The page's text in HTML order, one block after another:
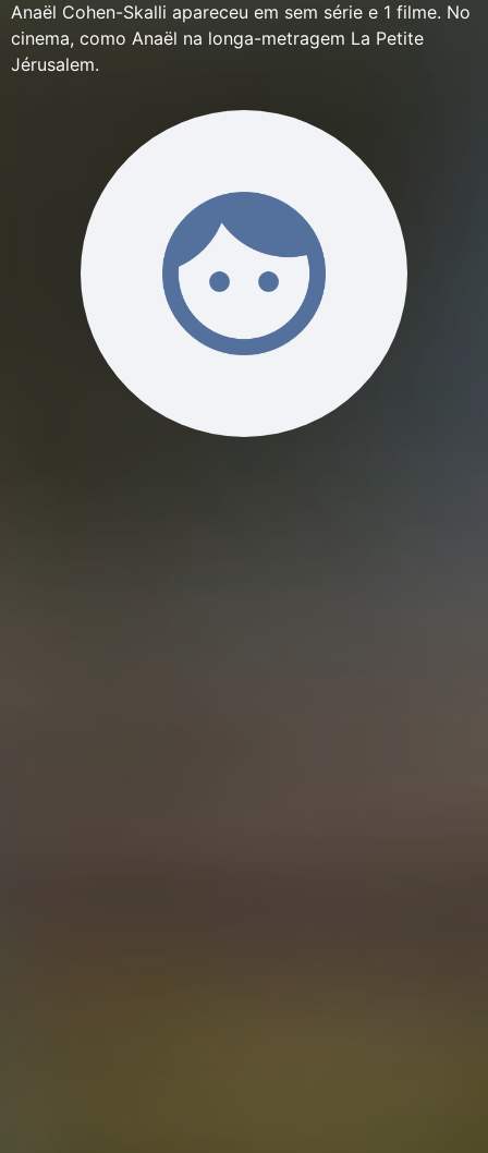
Anaël Cohen-Skalli apareceu em sem série e 1 filme. No
cinema, como Anaël na longa-metragem La Petite
Jérusalem.